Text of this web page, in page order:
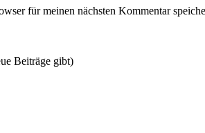
für meinen nächsten Kommentar
Beiträge gibt)